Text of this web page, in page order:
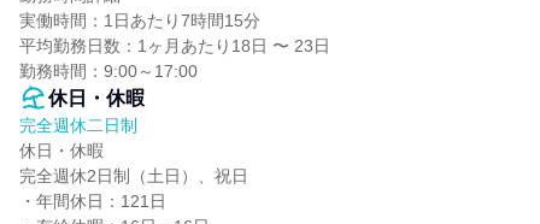
実働時間：1日あたり7時間15分
平均勤務日数：1ヶ月あたり18日 〜 23日
勤務時間：9:00～17:00
休日・休暇
完全週休二日制
休日・休暇
完全週休2日制（土日）、祝日
・年間休日：121日